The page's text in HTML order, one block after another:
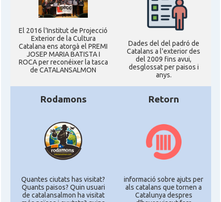
El 2016 l'Institut de Projecció
Exterior de la Cultura
Catalana ens atorgà el PREMI
JOSEP MARIA BATISTA I
ROCA per reconéixer la tasca
de CATALANSALMON
Dades del del padró de
Catalans a l'exterior des
del 2009 fins avui,
desglossat per paisos i
anys.
Rodamons
Quantes ciutats has visitat?
Quants paisos? Quin usuari
de catalansalmon ha visitat
Retorn
informació sobre ajuts per
als catalans que tornen a
Catalunya despres